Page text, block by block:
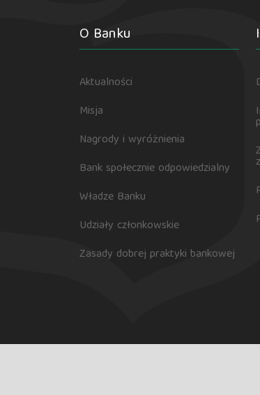
O Banku
Aktualności
Misja
Nagrody i wyróżnienia
Bank społecznie odpowiedzialny
Władze Banku
Udziały członkowskie
Zasady dobrej praktyki bankowej